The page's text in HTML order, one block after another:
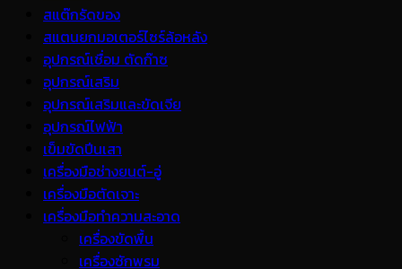
สแต๊กรัดของ
สแตนยกมอเตอร์ไซร์ล้อหลัง
อุปกรณ์เชื่อม ตัดก๊าซ
อุปกรณ์เสริม
อุปกรณ์เสริมและขัดเจีย
อุปกรณ์ไฟฟ้า
เข็มขัดปีนเสา
เครื่องมือช่างยนต์-อู่
เครื่องมือตัดเจาะ
เครื่องมือทำความสะอาด
เครื่องขัดพื้น
เครื่องซักพรม